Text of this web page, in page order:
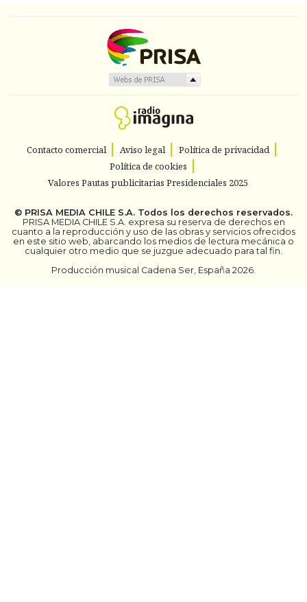
Contacto comercial Aviso legal
Política de privacidad
Política de cookies
Valores Pautas publicitarias Presidenciales 2025
© PRISA MEDIA CHILE S.A. Todos los derechos reservados.
PRISA MEDIA CHILE S.A. expresa su reserva de derechos en
cuanto a la reproducción y uso de las obras y servicios ofrecidos
en este sitio web, abarcando los medios de lectura mecánica o
cualquier otro medio que se juzgue adecuado para tal fin.
Producción musical Cadena Ser, España 2026.